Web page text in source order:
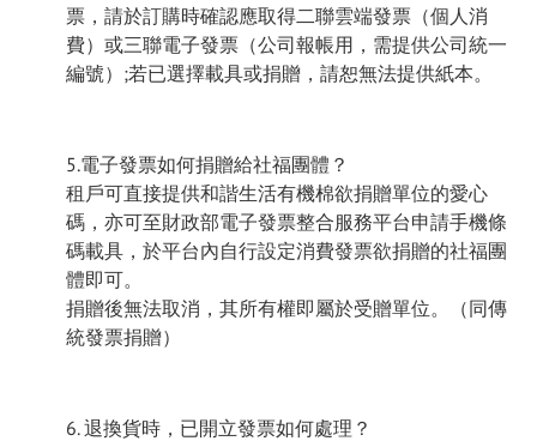
票，請於訂購時確認應取得二聯雲端發票（個人消
費）或三聯電子發票（公司報帳用，需提供公司統一
編號）;若已選擇載具或捐贈，請恕無法提供紙本。
5.電子發票如何捐贈給社福團體？
租戶可直接提供和諧生活有機棉欲捐贈單位的愛心
碼，亦可至財政部電子發票整合服務平台申請手機條
碼載具，於平台內自行設定消費發票欲捐贈的社福團
體即可。
捐贈後無法取消，其所有權即屬於受贈單位。（同傳
統發票捐贈）
6. 退換貨時，已開立發票如何處理？